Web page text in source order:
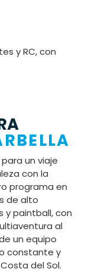
y RC, con
un viaje
con la
programa en
de alto
y paintball, con
al
un equipo
constante y
del Sol.